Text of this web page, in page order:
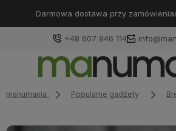
Darmowa dostawa przy
+48 607 946 114
manumania Popularne gadżety